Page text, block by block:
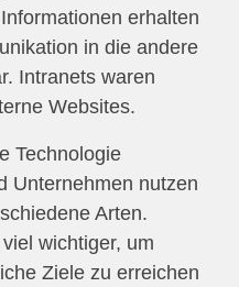
erhalten
in die andere
Intranets waren
Websites.
Technologie
Unternehmen nutzen
Arten.
wichtiger, um
Ziele zu erreichen